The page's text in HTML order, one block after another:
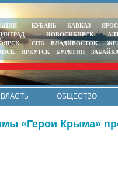
КУБАНЬ КАВКАЗ
НОВОСИБИРСК
СПБ ВЛАДИВОСТОК
ИРКУТСК БУРЯТИЯ
ВЛАСТЬ ОБЩЕСТВО
«Герои Крыма»